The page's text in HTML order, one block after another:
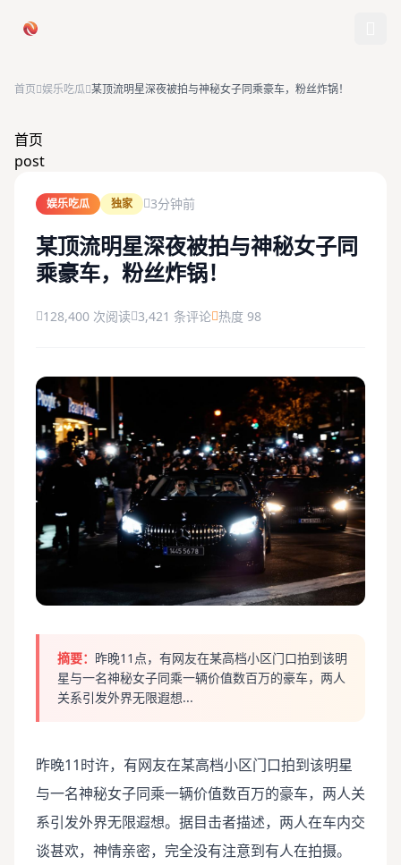
今日爆料
首页 娱乐吃瓜 某顶流明星深夜被拍与神秘女子同乘豪车，粉丝炸锅！
首页
post
娱乐吃瓜 独家 3分钟前
某顶流明星深夜被拍与神秘女子同
乘豪车，粉丝炸锅！
128,400 次阅读 3,421 条评论 热度 98
摘要： 昨晚11点，有网友在某高档小区门口拍到该明
星与一名神秘女子同乘一辆价值数百万的豪车，两人
关系引发外界无限遐想...
昨晚11时许，有网友在某高档小区门口拍到该明星
与一名神秘女子同乘一辆价值数百万的豪车，两人关
系引发外界无限遐想。据目击者描述，两人在车内交
谈甚欢，神情亲密，完全没有注意到有人在拍摄。